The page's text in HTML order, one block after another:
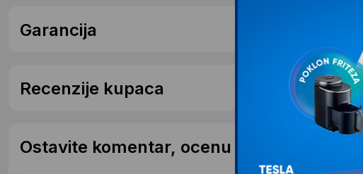
Garancija
Recenzije kupaca
Ostavite komentar, ocenu ili postavite